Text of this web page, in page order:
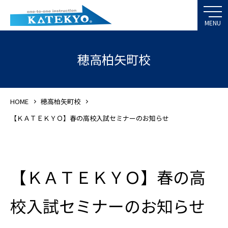
穂高柏矢町校
HOME
穂高柏矢町校
【ＫＡＴＥＫＹＯ】春の高校入試セミナーのお知らせ
【ＫＡＴＥＫＹＯ】春の高
校入試セミナーのお知らせ